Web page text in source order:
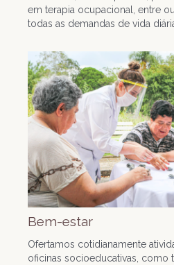
em terapia ocupacional, entre
todas as demandas de vida
Bem-estar
Ofertamos cotidianamente
oficinas socioeducativas, como